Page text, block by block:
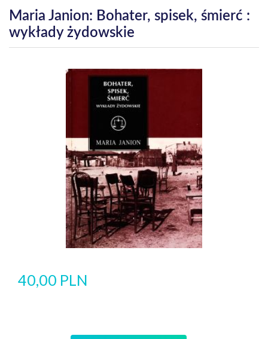
Maria Janion: Bohater, spisek, śmierć :
wykłady żydowskie
40,00 PLN